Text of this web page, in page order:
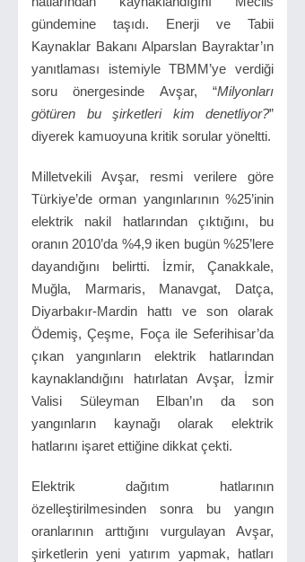
gündemine taşıdı. Enerji ve Tabii
Kaynaklar Bakanı Alparslan Bayraktar’ın
yanıtlaması istemiyle TBMM’ye verdiği
soru önergesinde Avşar, “Milyonları
götüren bu şirketleri kim denetliyor?”
diyerek kamuoyuna kritik sorular yöneltti.
Milletvekili Avşar, resmi verilere göre
Türkiye’de orman yangınlarının %25’inin
elektrik nakil hatlarından çıktığını, bu
oranın 2010’da %4,9 iken bugün %25’lere
dayandığını belirtti. İzmir, Çanakkale,
Muğla, Marmaris, Manavgat, Datça,
Diyarbakır-Mardin hattı ve son olarak
Ödemiş, Çeşme, Foça ile Seferihisar’da
çıkan yangınların elektrik hatlarından
kaynaklandığını hatırlatan Avşar, İzmir
Valisi Süleyman Elban’ın da son
yangınların kaynağı olarak elektrik
hatlarını işaret ettiğine dikkat çekti.
Elektrik dağıtım hatlarının
özelleştirilmesinden sonra bu yangın
oranlarının arttığını vurgulayan Avşar,
şirketlerin yeni yatırım yapmak, hatları